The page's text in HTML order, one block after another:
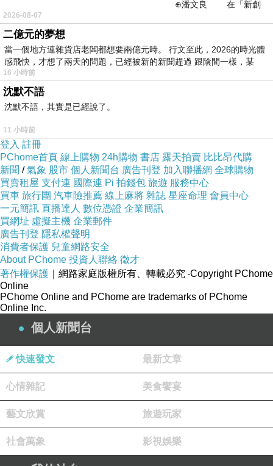
就角色與腳本簡單的排列組合
一旦故事中的角色失序演出
停頓在劇情中的某一個角落
角色即開始反問自我
產生時空錯亂的迷惑
這一幕戲
穆然的神情
停格在鏡頭前呈現僵凝
故事| 乏味
時間| 空洞
⊕潘文良 在「新創
之谷」裡——
2026-08-07
二億元的夢想
當一個地方連雜貨店老闆都想要兩億元時。 行文至此，2026的時光體
感飛快，才想了兩天的問題，已經被新的新聞趕過 跟陰間一樣，某
16 小時前
沈默不語
沈默不語，其實是已經說了。
11 小時前
登入 註冊
PChome首頁 線上購物 24h購物 書店 露天拍賣 比比昂代購
新聞 /氣象 股市 個人新聞台 廣告刊登 加入聯播網 全球購物
買賣租屋 支付連 國際連 Pi 拍錢包 旅遊 服務中心
買車 旅行團 汽車險推薦 線上麻將 雜誌 星座命理 會員中心
一元簡訊 直播達人 數位憑證 企業簡訊
買網址 虛擬主機 企業郵件
廣告刊登 隱私權聲明
消費者保護 兒童網路安全
About PChome 投資人聯絡 徵才
著作權保護 ｜網路家庭版權所有、轉載必究 ‧Copyright PChome
Online
PChome Online and PChome are trademarks of PChome
Online Inc.
個人新聞台
快速發文 最新文章
心情雜記 美食饗宴
藝文欣賞 旅遊玩家
社會萬象 影視娛樂